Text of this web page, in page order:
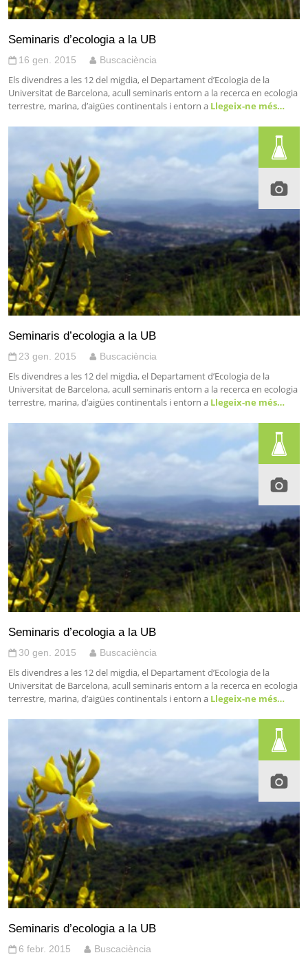
Seminaris d’ecologia a la UB
16 gen. 2015 Buscaciència
Els divendres a les 12 del migdia, el Departament d’Ecologia de la
Universitat de Barcelona, acull seminaris entorn a la recerca en ecologia
terrestre, marina, d’aigües continentals i entorn a Llegeix-ne més…
Seminaris d’ecologia a la UB
23 gen. 2015 Buscaciència
Els divendres a les 12 del migdia, el Departament d’Ecologia de la
Universitat de Barcelona, acull seminaris entorn a la recerca en ecologia
terrestre, marina, d’aigües continentals i entorn a Llegeix-ne més…
Seminaris d’ecologia a la UB
30 gen. 2015 Buscaciència
Els divendres a les 12 del migdia, el Departament d’Ecologia de la
Universitat de Barcelona, acull seminaris entorn a la recerca en ecologia
terrestre, marina, d’aigües continentals i entorn a Llegeix-ne més…
Seminaris d’ecologia a la UB
6 febr. 2015 Buscaciència